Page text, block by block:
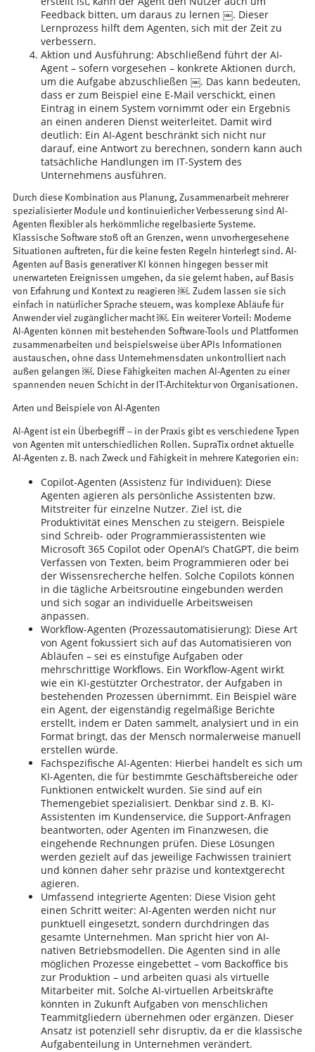
Feedback bitten, um daraus zu lernen ￼. Dieser
Lernprozess hilft dem Agenten, sich mit der Zeit zu
verbessern.
Aktion und Ausführung: Abschließend führt der AI-
Agent – sofern vorgesehen – konkrete Aktionen durch,
um die Aufgabe abzuschließen ￼. Das kann bedeuten,
dass er zum Beispiel eine E-Mail verschickt, einen
Eintrag in einem System vornimmt oder ein Ergebnis
an einen anderen Dienst weiterleitet. Damit wird
deutlich: Ein AI-Agent beschränkt sich nicht nur
darauf, eine Antwort zu berechnen, sondern kann auch
tatsächliche Handlungen im IT-System des
Unternehmens ausführen.
Durch diese Kombination aus Planung, Zusammenarbeit mehrerer
spezialisierter Module und kontinuierlicher Verbesserung sind AI-
Agenten flexibler als herkömmliche regelbasierte Systeme.
Klassische Software stoß oft an Grenzen, wenn unvorhergesehene
Situationen auftreten, für die keine festen Regeln hinterlegt sind. AI-
Agenten auf Basis generativer KI können hingegen besser mit
unerwarteten Ereignissen umgehen, da sie gelernt haben, auf Basis
von Erfahrung und Kontext zu reagieren ￼. Zudem lassen sie sich
einfach in natürlicher Sprache steuern, was komplexe Abläufe für
Anwender viel zugänglicher macht ￼. Ein weiterer Vorteil: Moderne
AI-Agenten können mit bestehenden Software-Tools und Plattformen
zusammenarbeiten und beispielsweise über APIs Informationen
austauschen, ohne dass Unternehmensdaten unkontrolliert nach
außen gelangen ￼. Diese Fähigkeiten machen AI-Agenten zu einer
spannenden neuen Schicht in der IT-Architektur von Organisationen.
Arten und Beispiele von AI-Agenten
AI-Agent ist ein Überbegriff – in der Praxis gibt es verschiedene Typen
von Agenten mit unterschiedlichen Rollen. SupraTix ordnet aktuelle
AI-Agenten z. B. nach Zweck und Fähigkeit in mehrere Kategorien ein:
Copilot-Agenten (Assistenz für Individuen): Diese
Agenten agieren als persönliche Assistenten bzw.
Mitstreiter für einzelne Nutzer. Ziel ist, die
Produktivität eines Menschen zu steigern. Beispiele
sind Schreib- oder Programmierassistenten wie
Microsoft 365 Copilot oder OpenAI’s ChatGPT, die beim
Verfassen von Texten, beim Programmieren oder bei
der Wissensrecherche helfen. Solche Copilots können
in die tägliche Arbeitsroutine eingebunden werden
und sich sogar an individuelle Arbeitsweisen
anpassen.
Workflow-Agenten (Prozessautomatisierung): Diese Art
von Agent fokussiert sich auf das Automatisieren von
Abläufen – sei es einstufige Aufgaben oder
mehrschrittige Workflows. Ein Workflow-Agent wirkt
wie ein KI-gestützter Orchestrator, der Aufgaben in
bestehenden Prozessen übernimmt. Ein Beispiel wäre
ein Agent, der eigenständig regelmäßige Berichte
erstellt, indem er Daten sammelt, analysiert und in ein
Format bringt, das der Mensch normalerweise manuell
erstellen würde.
Fachspezifische AI-Agenten: Hierbei handelt es sich um
KI-Agenten, die für bestimmte Geschäftsbereiche oder
Funktionen entwickelt wurden. Sie sind auf ein
Themengebiet spezialisiert. Denkbar sind z. B. KI-
Assistenten im Kundenservice, die Support-Anfragen
beantworten, oder Agenten im Finanzwesen, die
eingehende Rechnungen prüfen. Diese Lösungen
werden gezielt auf das jeweilige Fachwissen trainiert
und können daher sehr präzise und kontextgerecht
agieren.
Umfassend integrierte Agenten: Diese Vision geht
einen Schritt weiter: AI-Agenten werden nicht nur
punktuell eingesetzt, sondern durchdringen das
gesamte Unternehmen. Man spricht hier von AI-
nativen Betriebsmodellen. Die Agenten sind in alle
möglichen Prozesse eingebettet – vom Backoffice bis
zur Produktion – und arbeiten quasi als virtuelle
Mitarbeiter mit. Solche AI-virtuellen Arbeitskräfte
könnten in Zukunft Aufgaben von menschlichen
Teammitgliedern übernehmen oder ergänzen. Dieser
Ansatz ist potenziell sehr disruptiv, da er die klassische
Aufgabenteilung in Unternehmen verändert.